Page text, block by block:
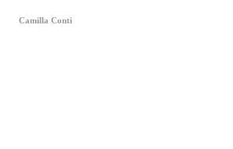
Camilla Conti